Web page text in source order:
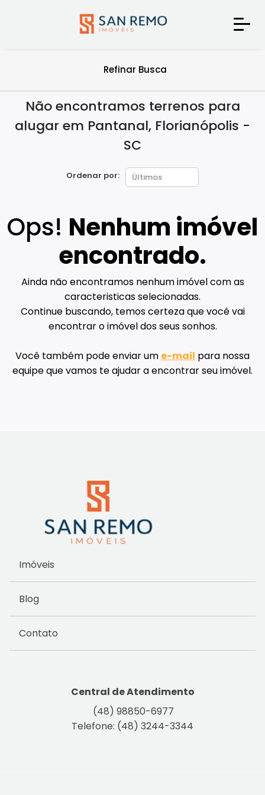
Refinar Busca
Não encontramos terrenos para
alugar em Pantanal, Florianópolis -
SC
Ordenar por:
Ops! Nenhum imóvel
encontrado.
Ainda não encontramos nenhum imóvel com as
caracteristicas selecionadas.
Continue buscando, temos certeza que você vai
encontrar o imóvel dos seus sonhos.
Você também pode enviar um e-mail para nossa
equipe que vamos te ajudar a encontrar seu imóvel.
Imóveis
Blog
Contato
Central de Atendimento
(48) 98850-6977
Telefone: (48) 3244-3344